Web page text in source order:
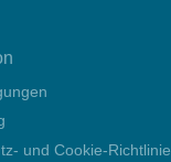
und Cookie-Richtlinie